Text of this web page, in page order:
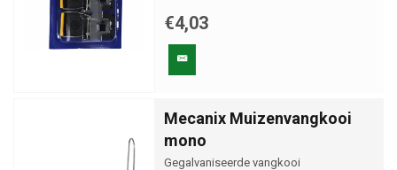
€4,03
Mecanix Muizenvangkooi
mono
Gegalvaniseerde vangkooi